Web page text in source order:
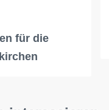
für die